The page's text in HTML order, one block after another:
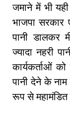
जमाने में भी
भाजपा
पानी डालकर
ज्यादा नहरी
कार्यकर्ताओं
पानी देने के
रूप से महामंडित